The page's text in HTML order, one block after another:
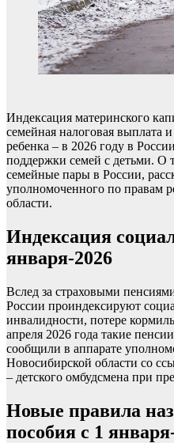
Индексация материнского
семейная налоговая выплата
ребенка – в 2026 году в
поддержки семей с детьми. О
семейные пары в России,
уполномоченного по правам
области.
Индексация
января-2026
Вслед за страховыми
России проиндексируют
инвалидности, потере
апреля 2026 года такие
сообщили в аппарате
Новосибирской области со
– детского омбудсмена при
Новые правила
пособия с 1